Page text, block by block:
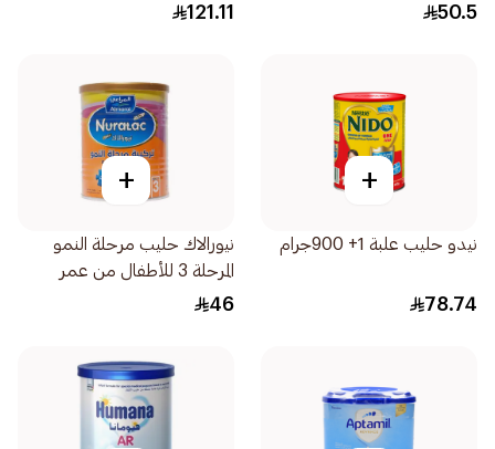
50.5
121.11
+
نيدو حليب علبة 1+ 900جرام
78.74
+
نيورالاك حليب مرحلة النمو
المرحلة 3 للأطفال من عمر
سنوات 400جرام
46